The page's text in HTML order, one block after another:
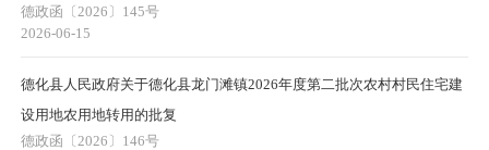
德政函〔2026〕145号
2026-06-15
德化县人民政府关于德化县龙门滩镇2026年度第二批次农村村民住宅建
设用地农用地转用的批复
德政函〔2026〕146号